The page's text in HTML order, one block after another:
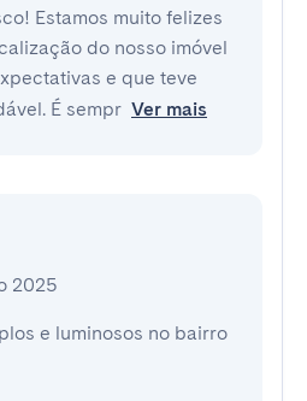
Estamos muito felizes
do nosso imóvel
e que teve
É sempr Ver mais
2025
e luminosos no bairro